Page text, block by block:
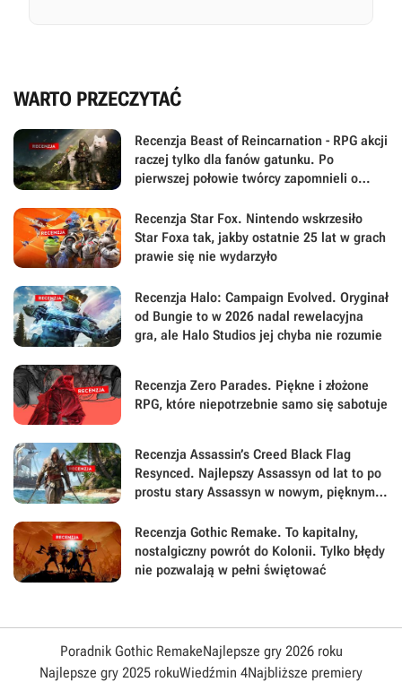
WARTO PRZECZYTAĆ
Recenzja Beast of Reincarnation - RPG akcji
raczej tylko dla fanów gatunku. Po
pierwszej połowie twórcy zapomnieli o
Recenzja Star Fox. Nintendo wskrzesiło
Star Foxa tak, jakby ostatnie 25 lat w grach
prawie się nie wydarzyło
Recenzja Halo: Campaign Evolved. Oryginał
od Bungie to w 2026 nadal rewelacyjna
gra, ale Halo Studios jej chyba nie rozumie
Recenzja Zero Parades. Piękne i złożone
RPG, które niepotrzebnie samo się sabotuje
Recenzja Assassin’s Creed Black Flag
Resynced. Najlepszy Assassyn od lat to po
prostu stary Assassyn w nowym, pięknym
Recenzja Gothic Remake. To kapitalny,
nostalgiczny powrót do Kolonii. Tylko błędy
nie pozwalają w pełni świętować
Poradnik Gothic RemakeNajlepsze gry 2026 roku
Najlepsze gry 2025 rokuWiedźmin 4Najbliższe premiery